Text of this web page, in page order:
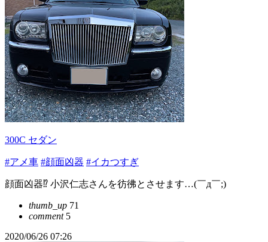
300C セダン
#アメ車 #顔面凶器 #イカつすぎ
顔面凶器⁉︎ 小沢仁志さんを彷彿とさせます…(￣д￣;)
thumb_up 71
comment5
2020/06/26 07:26